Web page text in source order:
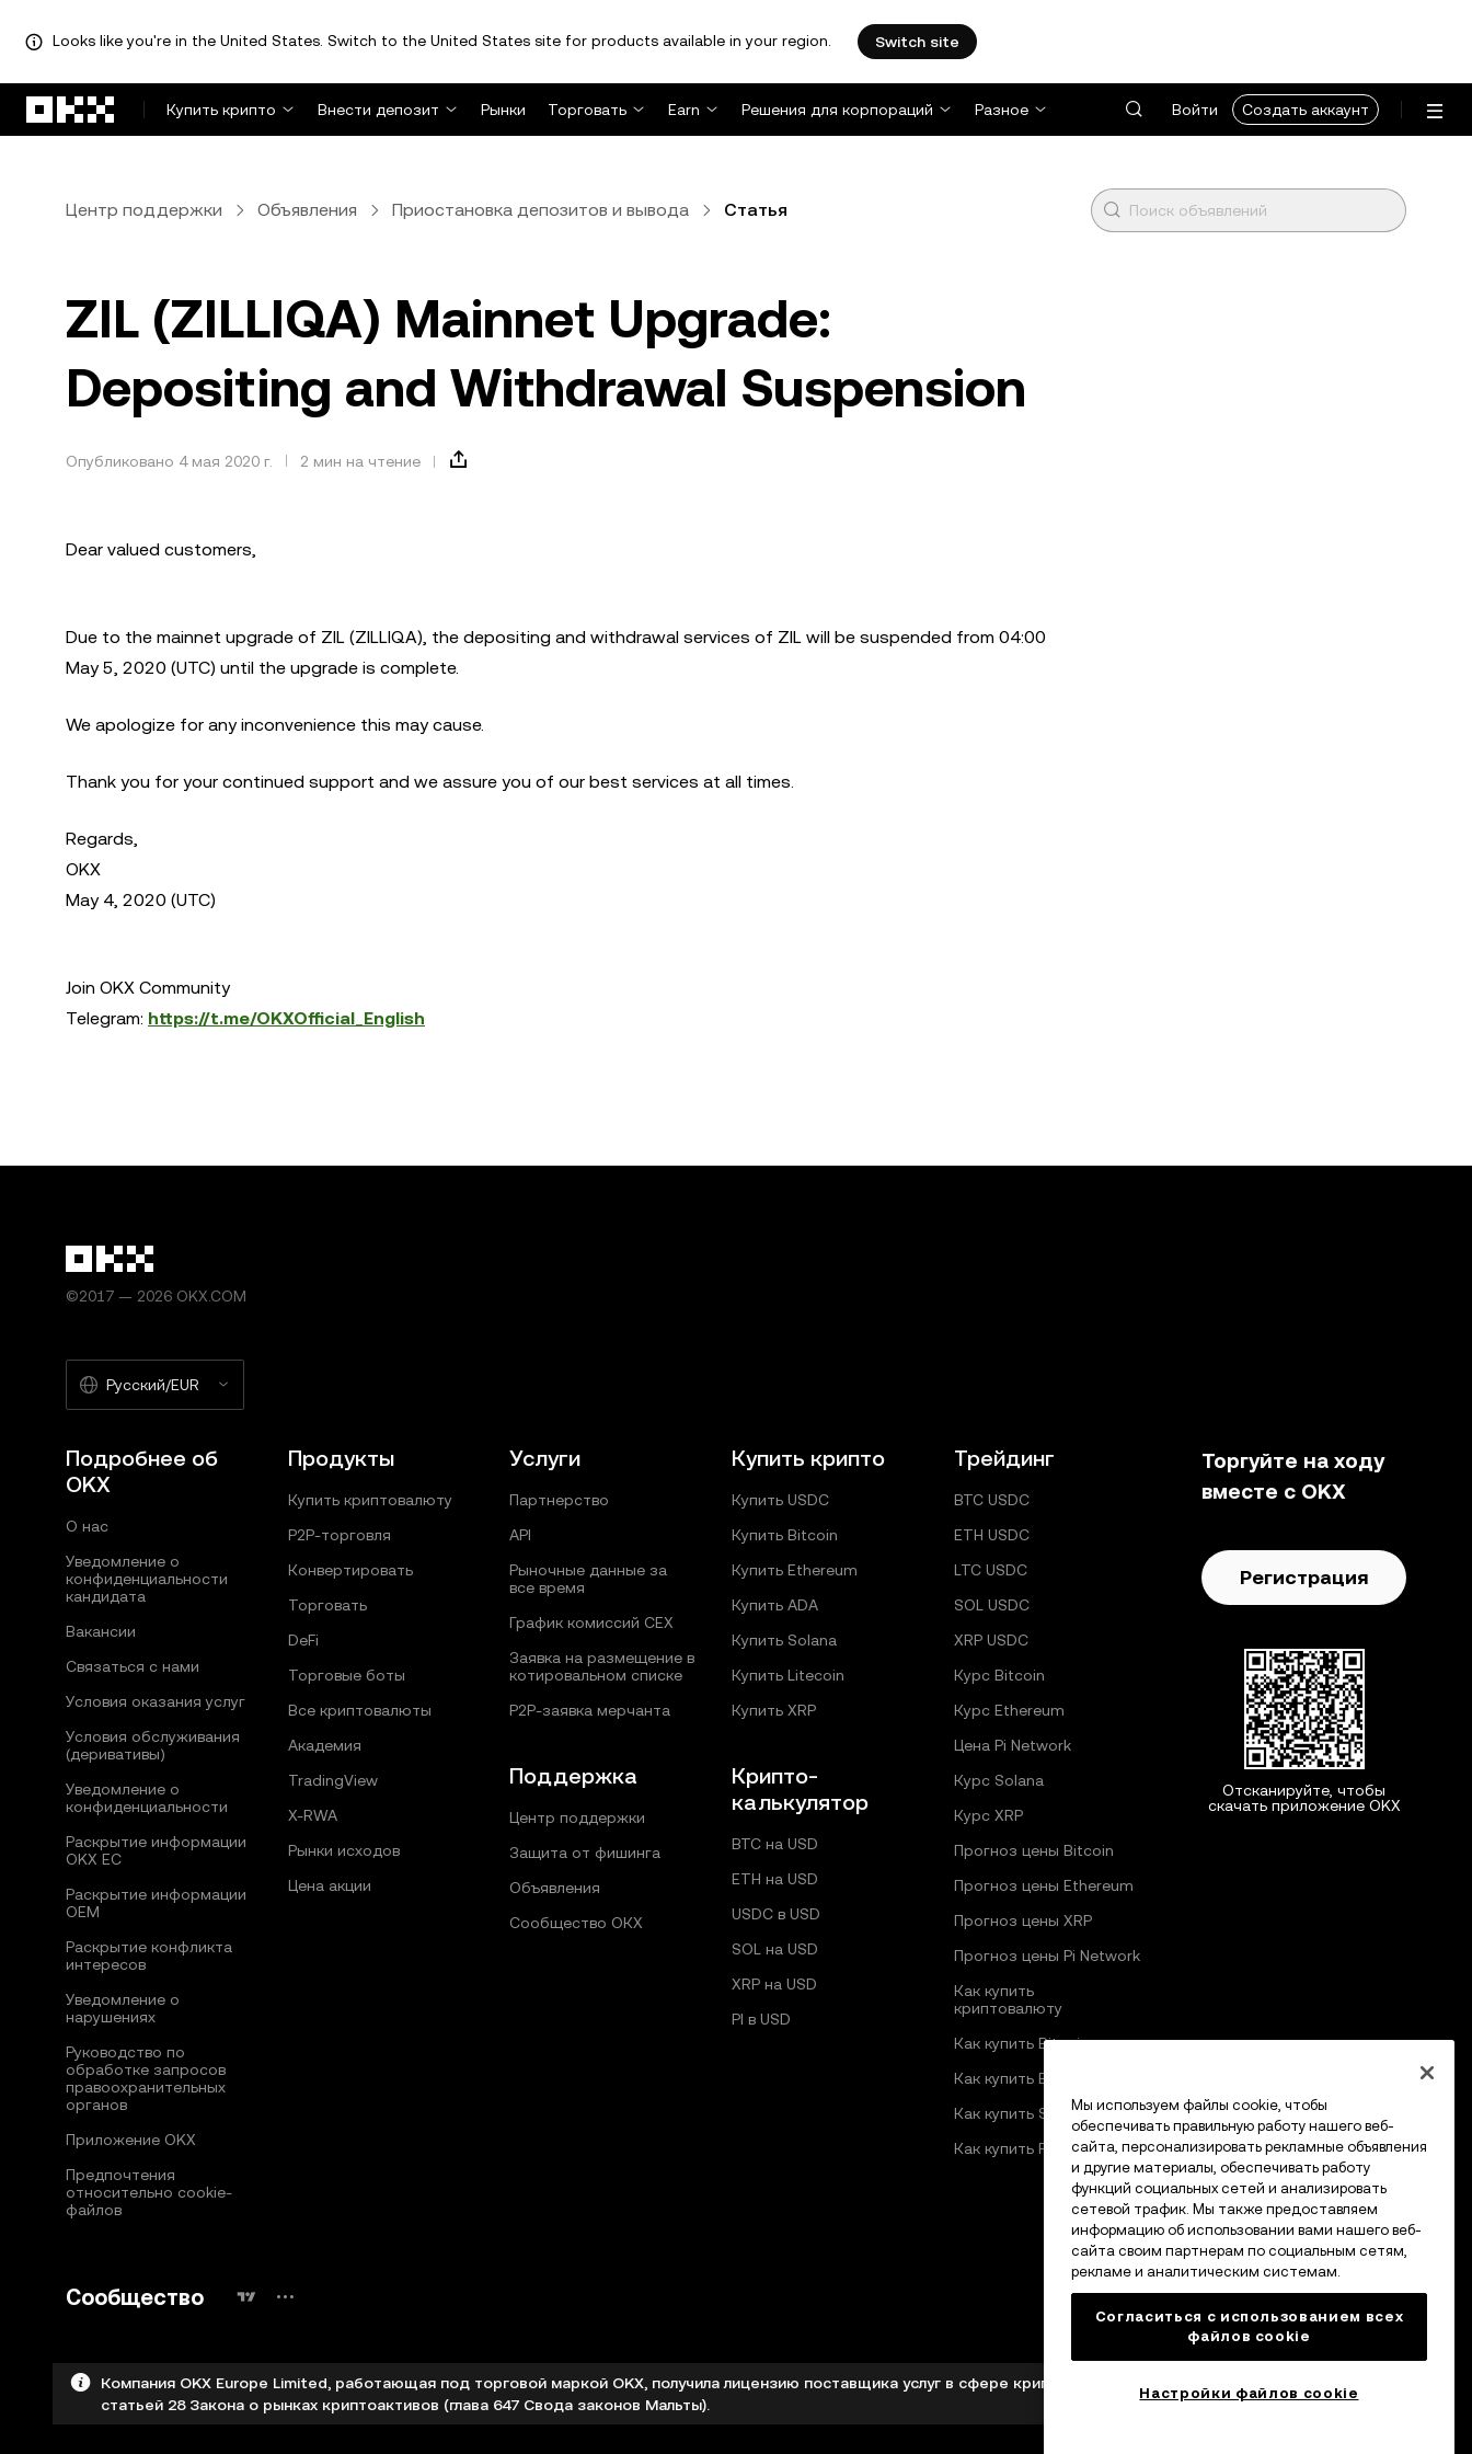
Looks like you're in the United States. Switch to the United States site for products available in your region. Switch site
Купить крипто
Внести депозит Рынки Торговать Earn Решения для корпораций Разное Войти Создать аккаунт
Центр поддержки Объявления Приостановка депозитов и вывода Статья
ZIL (ZILLIQA) Mainnet Upgrade:
Depositing and Withdrawal Suspension
Опубликовано 4 мая 2020 г. 2 мин на чтение
Dear valued customers,
Due to the mainnet upgrade of ZIL (ZILLIQA), the depositing and withdrawal services of ZIL will be suspended from 04:00
May 5, 2020 (UTC) until the upgrade is complete.
We apologize for any inconvenience this may cause.
Thank you for your continued support and we assure you of our best services at all times.
Regards,
OKX
May 4, 2020 (UTC)
Join OKX Community
Telegram: https://t.me/OKXOfficial_English
©2017 — 2026 OKX.COM
Русский/EUR
Подробнее об
OKX
О нас
Уведомление о
конфиденциальности
кандидата
Вакансии
Связаться с нами
Условия оказания услуг
Условия обслуживания
(деривативы)
Уведомление о
конфиденциальности
Раскрытие информации
OKX ЕС
Раскрытие информации
OEM
Раскрытие конфликта
интересов
Уведомление о
нарушениях
Руководство по
обработке запросов
правоохранительных
органов
Приложение OKX
Предпочтения
относительно сookie-
файлов
Продукты
Купить криптовалюту
P2P-торговля
Конвертировать
Торговать
DeFi
Торговые боты
Все криптовалюты
Академия
TradingView
X-RWA
Рынки исходов
Цена акции
Услуги
Партнерство
API
Рыночные данные за
все время
График комиссий CEX
Заявка на размещение в
котировальном списке
P2P‑заявка мерчанта
Поддержка
Центр поддержки
Защита от фишинга
Объявления
Сообщество ОКХ
Купить крипто
Купить USDC
Купить Bitcoin
Купить Ethereum
Купить ADA
Купить Solana
Купить Litecoin
Купить XRP
Крипто-
калькулятор
BTC на USD
ETH на USD
USDC в USD
SOL на USD
XRP на USD
PI в USD
Трейдинг
BTC USDC
ETH USDC
LTC USDC
SOL USDC
XRP USDC
Курс Bitcoin
Курс Ethereum
Цена Pi Network
Курс Solana
Курс XRP
Прогноз цены Bitcoin
Прогноз цены Ethereum
Прогноз цены XRP
Прогноз цены Pi Network
Как купить
криптовалюту
Как купить Bitcoin
Как купить Ethereum
Как купить Solana
Как купить Pi Network
Торгуйте на ходу
вместе с OKX
Регистрация
Отсканируйте, чтобы
скачать приложение OKX
Сообщество
Компания OKX Europe Limited, работающая под торговой маркой OKX, получила лицензию поставщика услуг в сфере криптоактивов от MFSA в соответствии со
статьей 28 Закона о рынках криптоактивов (глава 647 Свода законов Мальты).
Мы используем файлы cookie, чтобы
обеспечивать правильную работу нашего веб-
сайта, персонализировать рекламные объявления
и другие материалы, обеспечивать работу
функций социальных сетей и анализировать
сетевой трафик. Мы также предоставляем
информацию об использовании вами нашего веб-
сайта своим партнерам по социальным сетям,
рекламе и аналитическим системам.
Согласиться с использованием всех
файлов cookie
Настройки файлов cookie